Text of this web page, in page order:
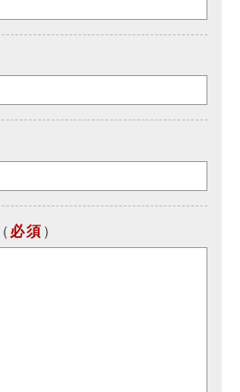
（ 必須 ）